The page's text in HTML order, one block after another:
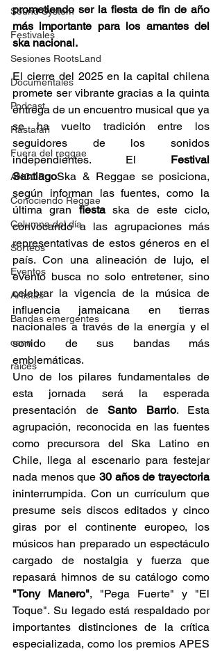
Sound System
Festivales
Sesiones RootsLand
Documentales
Podcast
Rastafari
Fuera del reggae
ANCOP
Conociendo Reggae
Columna del día
Sorteos
Eventos
Artistas
Bandas emergentes
cann
raices
prometiendo ser la fiesta de fin de año
más importante para los amantes del
ska nacional.
El cierre del 2025 en la capital chilena
promete ser vibrante gracias a la quinta
entrega de un encuentro musical que ya
se ha vuelto tradición entre los
seguidores de los sonidos
independientes. El Festival
SantiagoSka & Reggae se posiciona,
según informan las fuentes, como la
última gran fiesta ska de este ciclo,
convocando a las agrupaciones más
representativas de estos géneros en el
país. Con una alineación de lujo, el
evento busca no solo entretener, sino
celebrar la vigencia de la música de
influencia jamaicana en tierras
nacionales a través de la energía y el
sonido de sus bandas más
emblemáticas.
Uno de los pilares fundamentales de
esta jornada será la esperada
presentación de Santo Barrio. Esta
agrupación, reconocida en las fuentes
como precursora del Ska Latino en
Chile, llega al escenario para festejar
nada menos que 30 años de trayectoria
ininterrumpida. Con un currículum que
presume seis discos editados y cinco
giras por el continente europeo, los
músicos han preparado un espectáculo
cargado de nostalgia y fuerza que
"Tony Manero", "Pega Fuerte" y "El
Toque". Su legado está respaldado por
importantes distinciones de la crítica
especializada, como los premios APES